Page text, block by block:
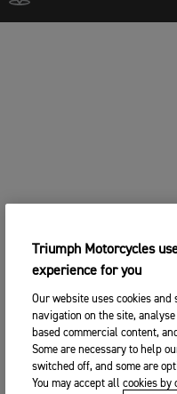
Triumph Motorcycles
experience for you
Our website uses cookies
navigation on the site,
based commercial content,
Some are necessary to help
switched off, and some are
You may accept all cookies